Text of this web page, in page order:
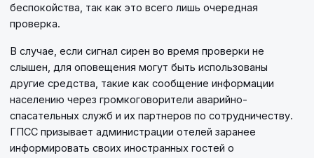
беспокойства, так как это всего лишь очередная
проверка.
В случае, если сигнал сирен во время проверки не
слышен, для оповещения могут быть использованы
другие средства, такие как сообщение информации
населению через громкоговорители аварийно-
спасательных служб и их партнеров по сотрудничеству.
ГПСС призывает администрации отелей заранее
информировать своих иностранных гостей о